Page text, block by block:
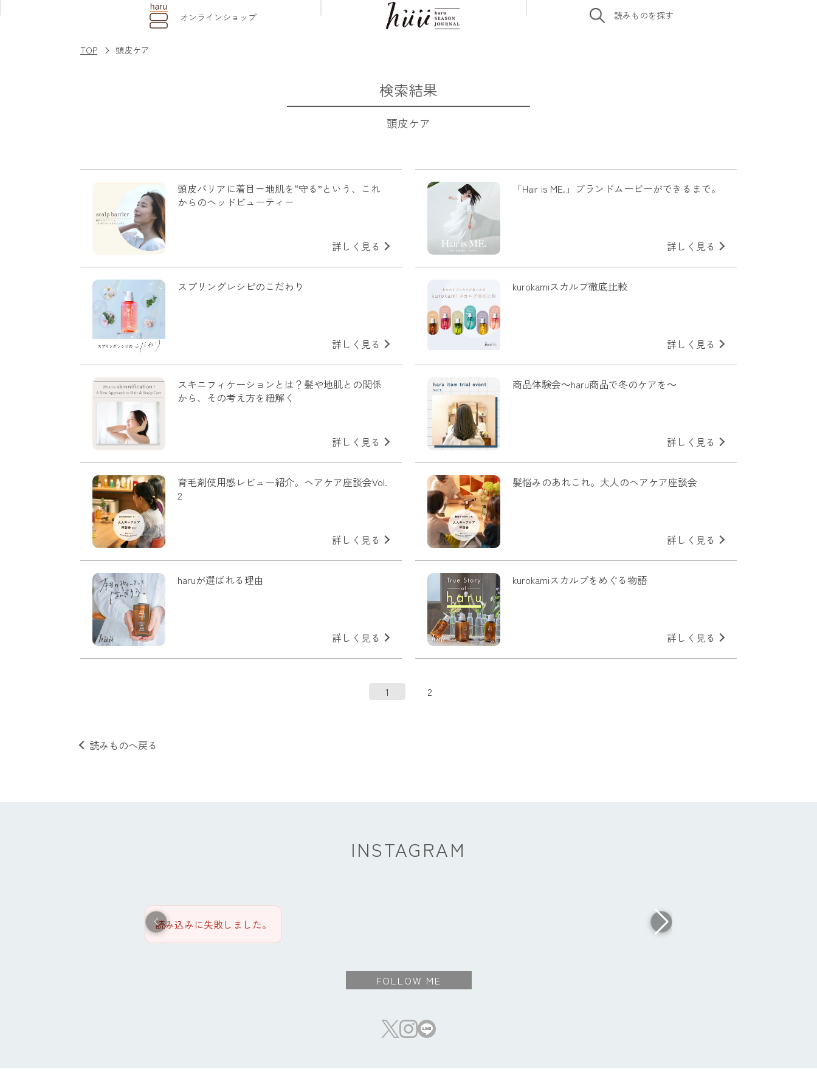
オンライン ショップ 読みものを探す
TOP 頭皮ケア
検索結果
頭皮ケア
頭皮バリアに着目－地肌を“守る”という、これ
からのヘッドビューティ－
詳しく見る
「Hair is ME.」ブランドムービーができるまで。
詳しく見る
スプリングレシピのこだわり
詳しく見る
kurokamiスカルプ徹底比較
詳しく見る
スキニフィケーションとは？髪や地肌との関係
から、その考え方を紐解く
詳しく見る
商品体験会～haru商品で冬のケアを～
詳しく見る
育毛剤使用感レビュー紹介。ヘアケア座談会Vol.
2
詳しく見る
髪悩みのあれこれ。大人のヘアケア座談会
詳しく見る
haruが選ばれる理由
詳しく見る
kurokamiスカルプをめぐる物語
詳しく見る
1 2
読みものへ戻る
INSTAGRAM
読み込みに失敗しました。
FOLLOW ME